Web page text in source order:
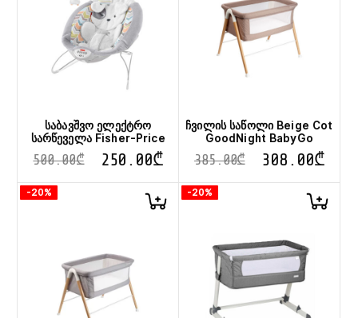
საბავშვო ელექტრო
სარწეველა Fisher-Price
500.00₾ 250.00₾
ჩვილის საწოლი Beige Cot
GoodNight BabyGo
385.00₾ 308.00₾
-20% -20%